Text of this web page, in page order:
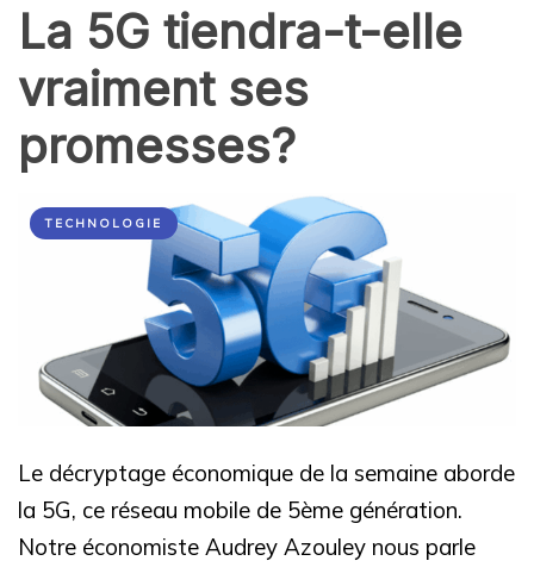
La 5G tiendra-t-elle
vraiment ses
promesses?
TECHNOLOGIE
Le décryptage économique de la semaine aborde
la 5G, ce réseau mobile de 5ème génération.
Notre économiste Audrey Azouley nous parle